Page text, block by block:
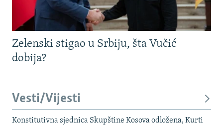
Zelenski stigao u Srbiju, šta Vučić
dobija?
Vesti/Vijesti
Konstitutivna sjednica Skupštine Kosova odložena, Kurti